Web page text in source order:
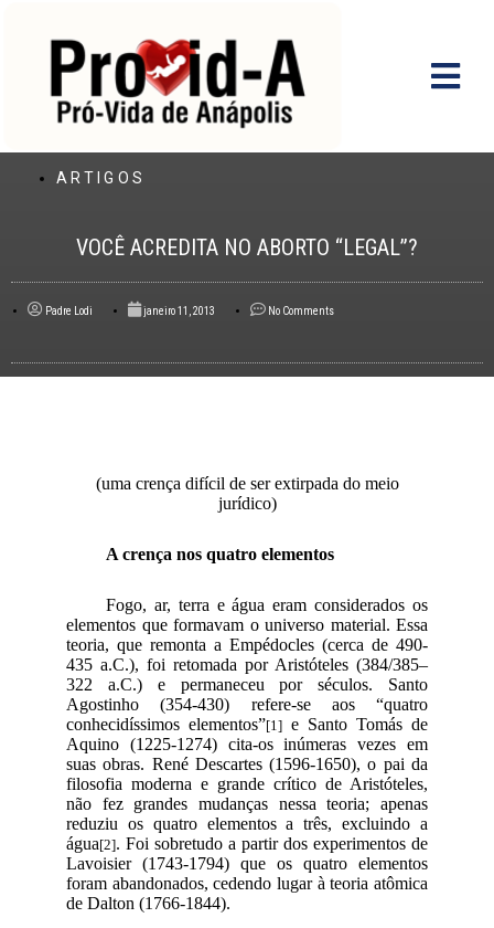
ARTIGOS
VOCÊ ACREDITA NO ABORTO “LEGAL”?
Padre Lodi janeiro 11, 2013 No Comments
(uma crença difícil de ser extirpada do meio
jurídico)
A crença nos quatro elementos
Fogo, ar, terra e água eram considerados os
elementos que formavam o universo material. Essa
teoria, que remonta a Empédocles (cerca de 490-
435 a.C.), foi retomada por Aristóteles (384/385–
322 a.C.) e permaneceu por séculos. Santo
Agostinho (354-430) refere-se aos “quatro
conhecidíssimos elementos”[1] e Santo Tomás de
Aquino (1225-1274) cita-os inúmeras vezes em
suas obras. René Descartes (1596-1650), o pai da
filosofia moderna e grande crítico de Aristóteles,
não fez grandes mudanças nessa teoria; apenas
reduziu os quatro elementos a três, excluindo a
água[2]. Foi sobretudo a partir dos experimentos de
Lavoisier (1743-1794) que os quatro elementos
foram abandonados, cedendo lugar à teoria atômica
de Dalton (1766-1844).